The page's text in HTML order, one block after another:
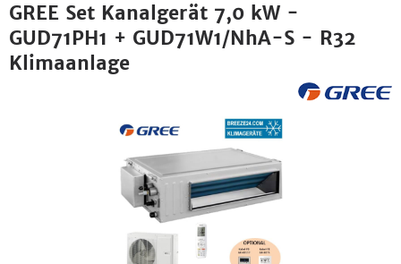
GREE Set Kanalgerät 7,0 kW -
GUD71PH1 + GUD71W1/NhA-S - R32
Klimaanlage